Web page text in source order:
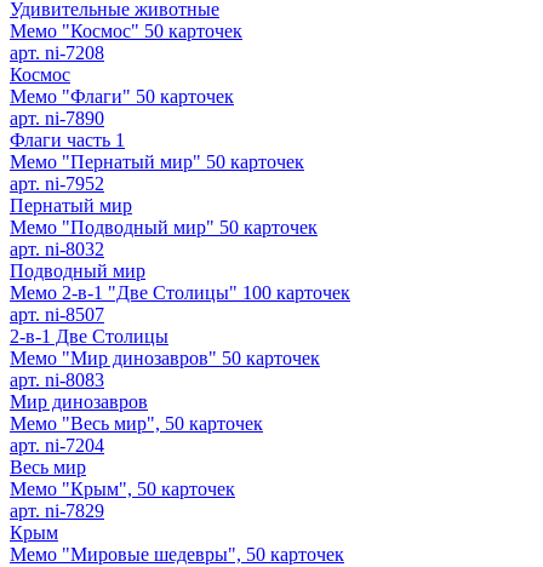
Удивительные животные
Мемо "Космос" 50 карточек
арт. ni-7208
Космос
Мемо "Флаги" 50 карточек
арт. ni-7890
Флаги часть 1
Мемо "Пернатый мир" 50 карточек
арт. ni-7952
Пернатый мир
Мемо "Подводный мир" 50 карточек
арт. ni-8032
Подводный мир
Мемо 2-в-1 "Две Столицы" 100 карточек
арт. ni-8507
2-в-1 Две Столицы
Мемо "Мир динозавров" 50 карточек
арт. ni-8083
Мир динозавров
Мемо "Весь мир", 50 карточек
арт. ni-7204
Весь мир
Мемо "Крым", 50 карточек
арт. ni-7829
Крым
Мемо "Мировые шедевры", 50 карточек